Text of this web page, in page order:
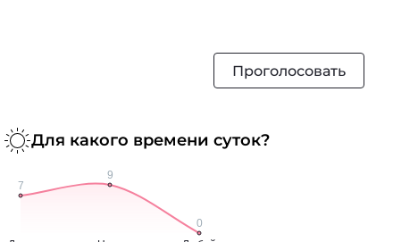
Проголосовать
Для какого времени суток?